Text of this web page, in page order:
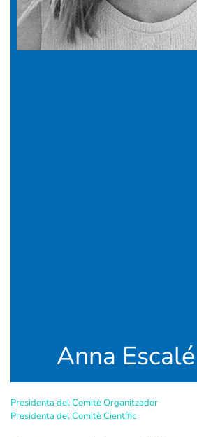
Anna
Presidenta del Comitè Organitzador
Presidenta del Comitè Científic